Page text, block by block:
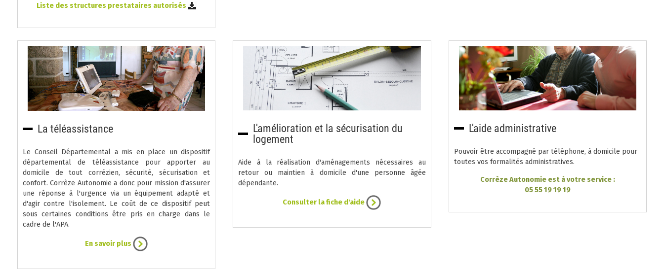
Liste des structures prestataires autorisés
La téléassistance
Le Conseil Départemental a mis en place un dispositif
départemental de téléassistance pour apporter au
domicile de tout corrézien, sécurité, sécurisation et
confort. Corrèze Autonomie a donc pour mission d'assurer
une réponse à l'urgence via un équipement adapté et
d'agir contre l'isolement. Le coût de ce dispositif peut
sous certaines conditions être pris en charge dans le
cadre de l'APA.
En savoir plus
L'amélioration et la sécurisation du
logement
Aide à la réalisation d'aménagements nécessaires au
retour ou maintien à domicile d'une personne âgée
dépendante.
Consulter la fiche d'aide
L'aide administrative
Pouvoir être accompagné par téléphone, à domicile pour
toutes vos formalités administratives.
Corrèze Autonomie est à votre service :
05 55 19 19 19